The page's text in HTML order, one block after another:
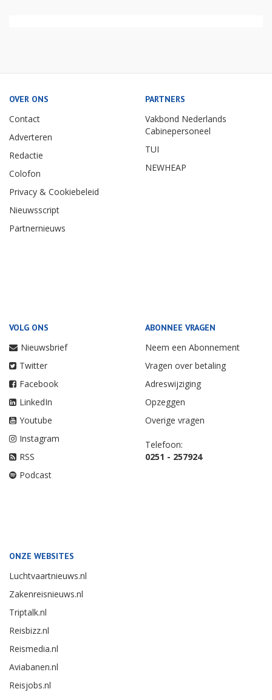
OVER ONS
Contact
Adverteren
Redactie
Colofon
Privacy & Cookiebeleid
Nieuwsscript
Partnernieuws
PARTNERS
Vakbond Nederlands
Cabinepersoneel
TUI
NEWHEAP
VOLG ONS
Nieuwsbrief
Twitter
Facebook
LinkedIn
Youtube
Instagram
RSS
Podcast
ABONNEE VRAGEN
Neem een Abonnement
Vragen over betaling
Adreswijziging
Opzeggen
Overige vragen
Telefoon:
0251 - 257924
ONZE WEBSITES
Luchtvaartnieuws.nl
Zakenreisnieuws.nl
Triptalk.nl
Reisbizz.nl
Reismedia.nl
Aviabanen.nl
Reisjobs.nl